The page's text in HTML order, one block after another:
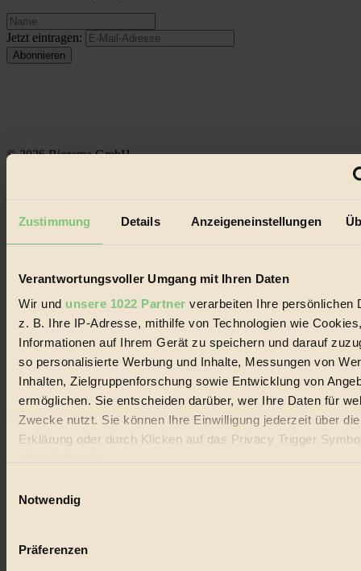
Zustimmung Details Anzeigeneinstellungen
Verantwortungsvoller Umgang mit Ihren Daten
Wir und unsere 1022 Partner verarbeiten Ihre persönlichen
z. B. Ihre IP-Adresse, mithilfe von Technologien wie
Informationen auf Ihrem Gerät zu speichern und darauf
so personalisierte Werbung und Inhalte, Messungen von
Inhalten, Zielgruppenforschung sowie Entwicklung von
ermöglichen. Sie entscheiden darüber, wer Ihre Daten für
Zwecke nutzt. Sie können Ihre Einwilligung jederzeit über
Erklärung oder durch Klicken auf das Privacy Trigger
Wenn Sie es erlauben, würden wir auch gerne:
Ihr Gerät durch aktives Scannen nach bestimmten
Notwendig
Präferenzen
Jetzt eintragen:
© 2026 Biorama GmbH
Datenschutz
Handels mit Bioprodukten, des Fair-Trade sowie der Branche
alternativer Energien.
Social Media
22.601 Fans auf Facebook
Folge uns auf Instagram
Themen
Bio
#
Vegan